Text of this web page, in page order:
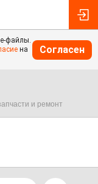
файлы.
на
Согласен
и ремонт